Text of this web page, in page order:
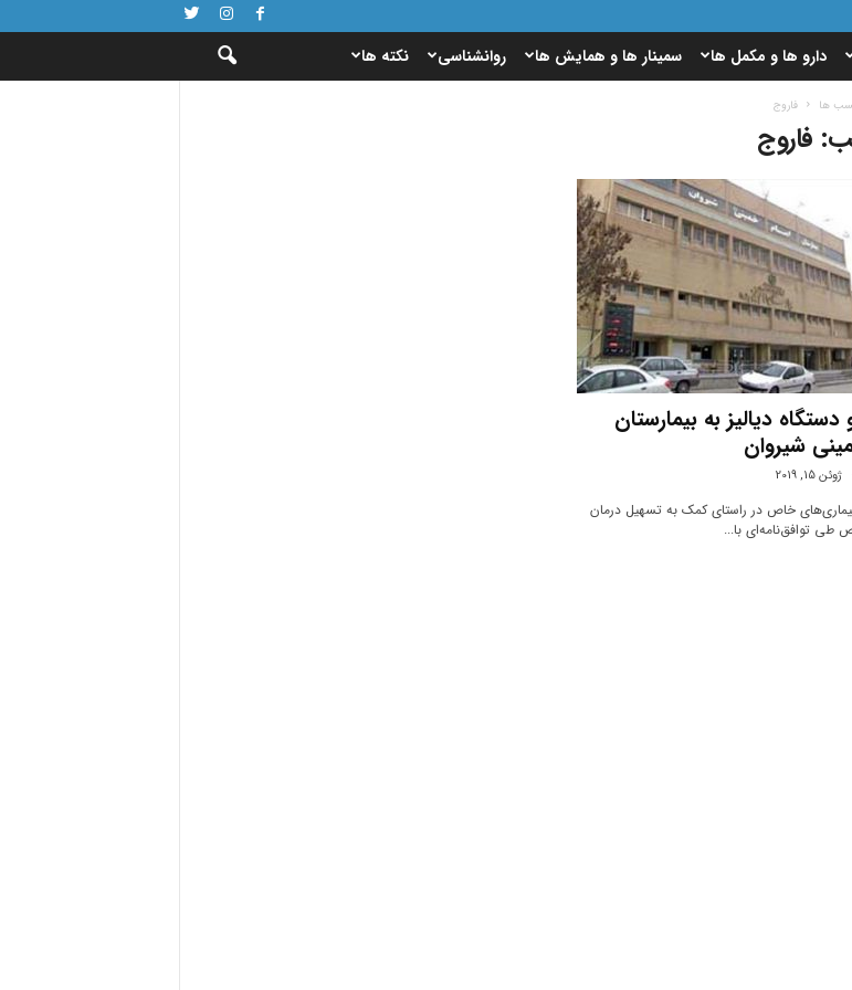
دارو ها و مکمل ها سمینار ها و همایش ها روانشناسی نکته ها
ها فاروج
فاروج
دستگاه دیالیز به بیمارستان
شیروان
ژوئن 15, 2019
بیماری‌های خاص در راستای کمک به تسهیل درمان
طی توافق‌نامه‌ای با...